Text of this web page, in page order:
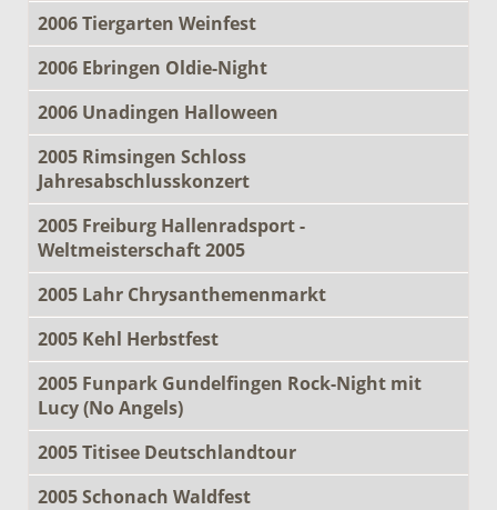
2006 Tiergarten Weinfest
2006 Ebringen Oldie-Night
2006 Unadingen Halloween
2005 Rimsingen Schloss
Jahresabschlusskonzert
2005 Freiburg Hallenradsport -
Weltmeisterschaft 2005
2005 Lahr Chrysanthemenmarkt
2005 Kehl Herbstfest
2005 Funpark Gundelfingen Rock-Night mit
Lucy (No Angels)
2005 Titisee Deutschlandtour
2005 Schonach Waldfest